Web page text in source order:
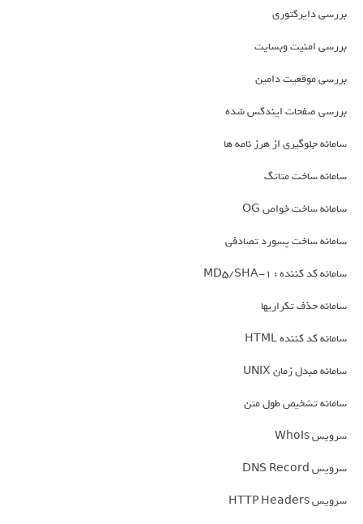
بررسی دایرکتوری
بررسی امنیت وبسایت
بررسی موقعیت دامین
بررسی صفحات ایندکس شده
سامانه جلوگیری از هرز نامه ها
سامانه ساخت متاتگ
سامانه ساخت خواص OG
سامانه ساخت پسورد تصادفی
سامانه کد کننده : MD5/SHA-1
سامانه حذف تکراریها
سامانه کد کننده HTML
سامانه مبدل زمان UNIX
سامانه تشخیص طول متن
سرویس WhoIs
سرویس DNS Record
سرویس HTTP Headers